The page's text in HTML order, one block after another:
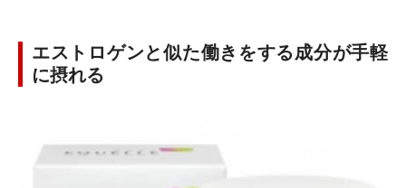
エストロゲンと似た働きをする成分が手軽
に摂れる